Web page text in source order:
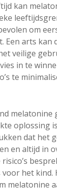
kan
om
Een arts kan
veilige
in te
te
melatonine
oplossing
dat het
en altijd in
het kind.
melatonine